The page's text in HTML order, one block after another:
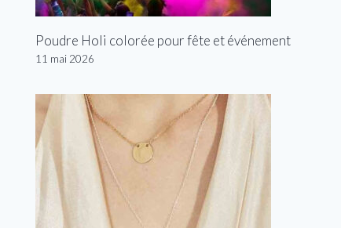
Poudre Holi colorée pour fête et événement
11 mai 2026